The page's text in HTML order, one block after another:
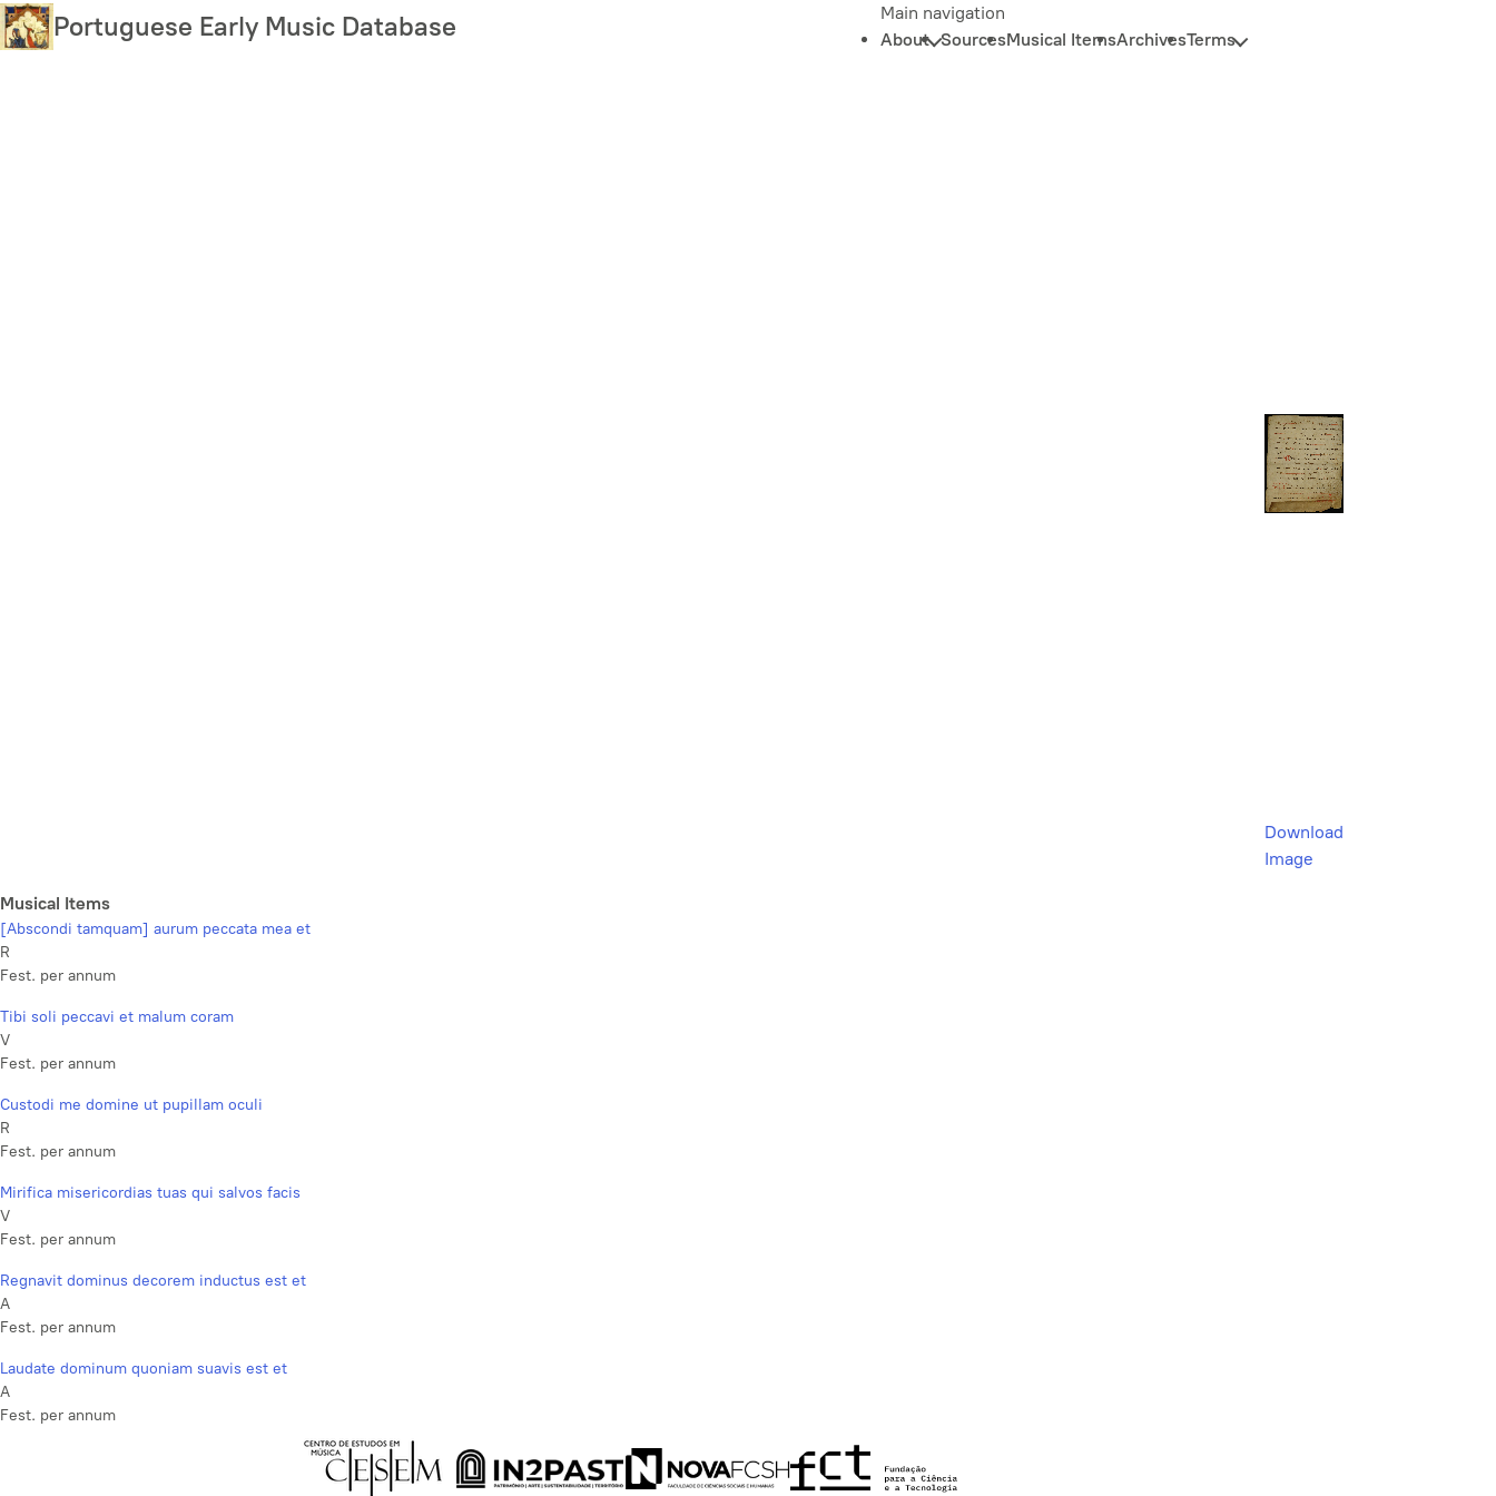
Skip
to
Portuguese Early Music Database
Main navigation
About SourcesMusical ItemsArchivesTerms
Download
Image
Musical Items
[Abscondi tamquam] aurum peccata mea et
R
Fest. per annum
Tibi soli peccavi et malum coram
V
Fest. per annum
Custodi me domine ut pupillam oculi
R
Fest. per annum
Mirifica misericordias tuas qui salvos facis
V
Fest. per annum
Regnavit dominus decorem inductus est et
A
Fest. per annum
Laudate dominum quoniam suavis est et
A
Fest. per annum